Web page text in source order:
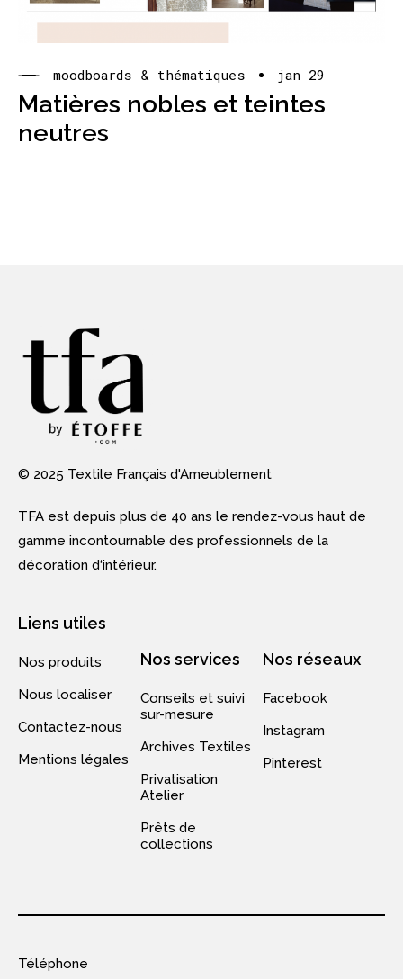
moodboards & thématiques jan 29
Matières nobles et teintes
neutres
© 2025 Textile Français d'Ameublement
TFA est depuis plus de 40 ans le rendez-vous haut de
gamme incontournable des professionnels de la
décoration d‘intérieur.
Liens utiles
Nos produits
Nous localiser
Contactez-nous
Mentions légales
Nos services
Conseils et suivi
sur-mesure
Archives Textiles
Privatisation
Atelier
Prêts de
collections
Nos réseaux
Facebook
Instagram
Pinterest
Téléphone